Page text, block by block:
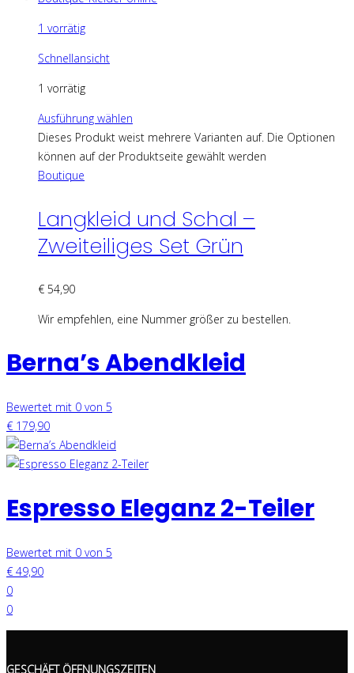
1 vorrätig
Schnellansicht
1 vorrätig
Ausführung wählen
Dieses Produkt weist mehrere Varianten auf. Die Optionen
können auf der Produktseite gewählt werden
Boutique
Langkleid und Schal –
Zweiteiliges Set Grün
€ 54,90
Wir empfehlen, eine Nummer größer zu bestellen.
Berna’s Abendkleid
Bewertet mit 0 von 5
€ 179,90
Espresso Eleganz 2-Teiler
Bewertet mit 0 von 5
€ 49,90
0
0
GESCHÄFT ÖFFNUNGSZEITEN